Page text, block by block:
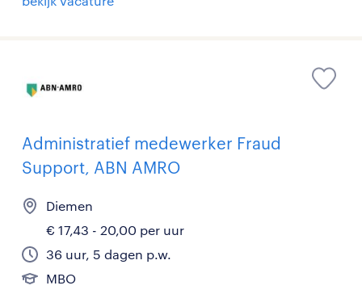
Administratief medewerker Fraud
Support, ABN AMRO
Diemen
€ 17,43 - 20,00 per uur
36 uur, 5 dagen p.w.
MBO